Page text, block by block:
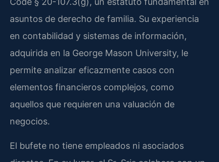
asuntos de derecho de familia. Su experiencia
en contabilidad y sistemas de información,
adquirida en la George Mason University, le
permite analizar eficazmente casos con
elementos financieros complejos, como
aquellos que requieren una valuación de
negocios.
El bufete no tiene empleados ni asociados